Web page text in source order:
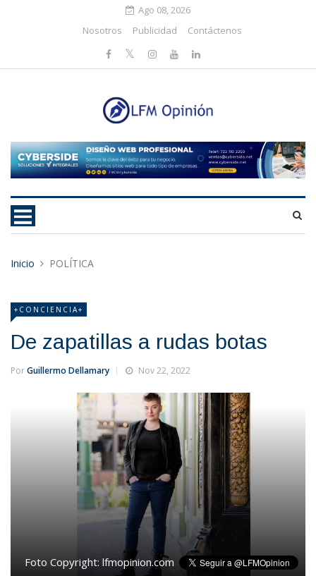
Ago 08, 2026
Nosotros
Publicidad Contáctenos
Inicio POLÍTICA
+CONCIENCIA+
De zapatillas a rudas botas
PorGuillermo Dellamary Nov 22, 2022
Foto Copyright: lfmopinion.com